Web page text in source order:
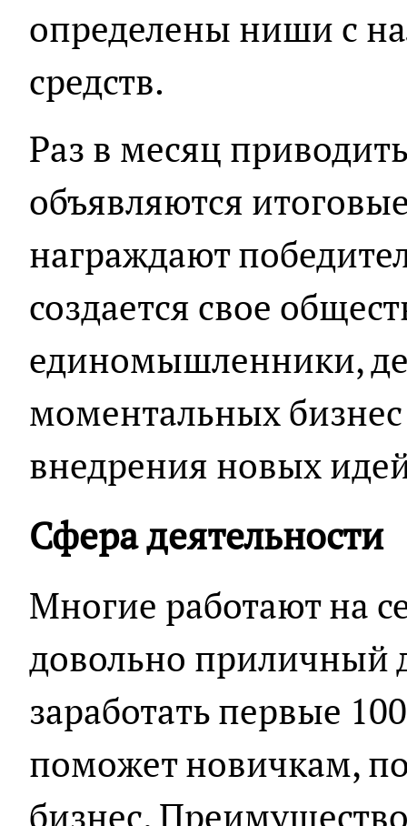
определены ниши с
средств.
Раз в месяц
объявляются
награждают
создается свое
единомышленники,
моментальных
внедрения новых
Сфера деятельности
Многие работают на
довольно приличный
заработать первые
поможет новичкам,
бизнес.